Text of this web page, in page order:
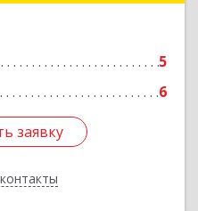
5
6
заявку
заявку